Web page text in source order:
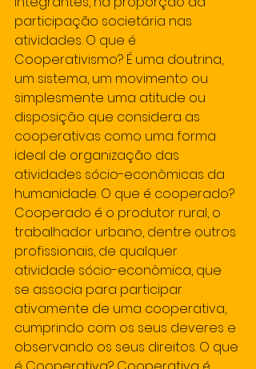
participação societária nas
atividades. O que é
Cooperativismo? É uma doutrina,
um sistema, um movimento ou
simplesmente uma atitude ou
disposição que considera as
cooperativas como uma forma
ideal de organização das
atividades sócio-econômicas da
humanidade. O que é cooperado?
Cooperado é o produtor rural, o
trabalhador urbano, dentre outros
profissionais, de qualquer
atividade sócio-econômica, que
se associa para participar
ativamente de uma cooperativa,
cumprindo com os seus deveres e
observando os seus direitos. O que